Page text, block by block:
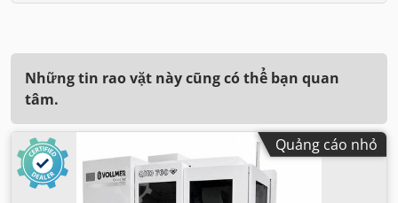
Những tin rao vặt này cũng có thể bạn quan
tâm.
Quảng cáo nhỏ